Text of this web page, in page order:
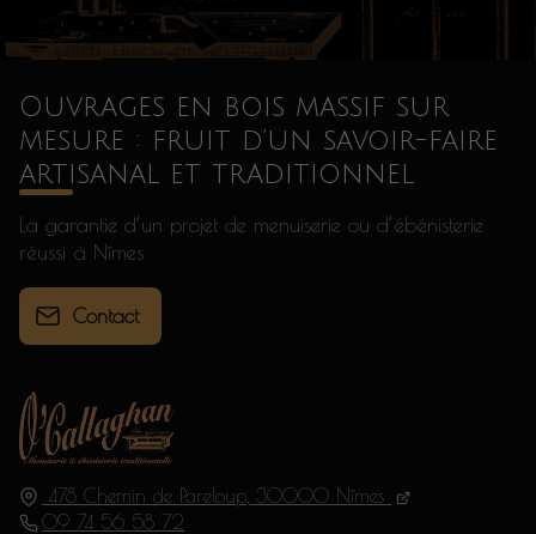
478 Chemin de Pareloup, 30000 Nîmes
09 74 56 58 72
Ouvrages en bois massif sur
mesure : fruit d’un savoir-faire
artisanal et traditionnel
La garantie d’un projet de menuiserie ou d’ébénisterie
réussi à Nîmes
Contact